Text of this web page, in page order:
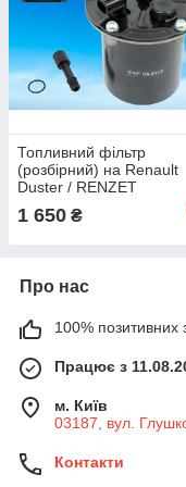
Топливний фільтр
(розбірний) на Renault
Duster / RENZET
1 650 ₴
Про нас
100% позитивних з
Працює з
м. Київ
03187, вул.
Контакти